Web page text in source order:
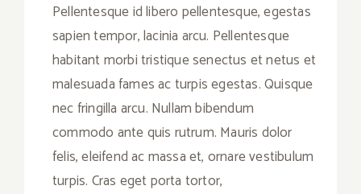
Pellentesque id libero pellentesque, egestas
sapien tempor, lacinia arcu. Pellentesque
habitant morbi tristique senectus et netus et
malesuada fames ac turpis egestas. Quisque
nec fringilla arcu. Nullam bibendum
commodo ante quis rutrum. Mauris dolor
felis, eleifend ac massa et, ornare vestibulum
turpis. Cras eget porta tortor,